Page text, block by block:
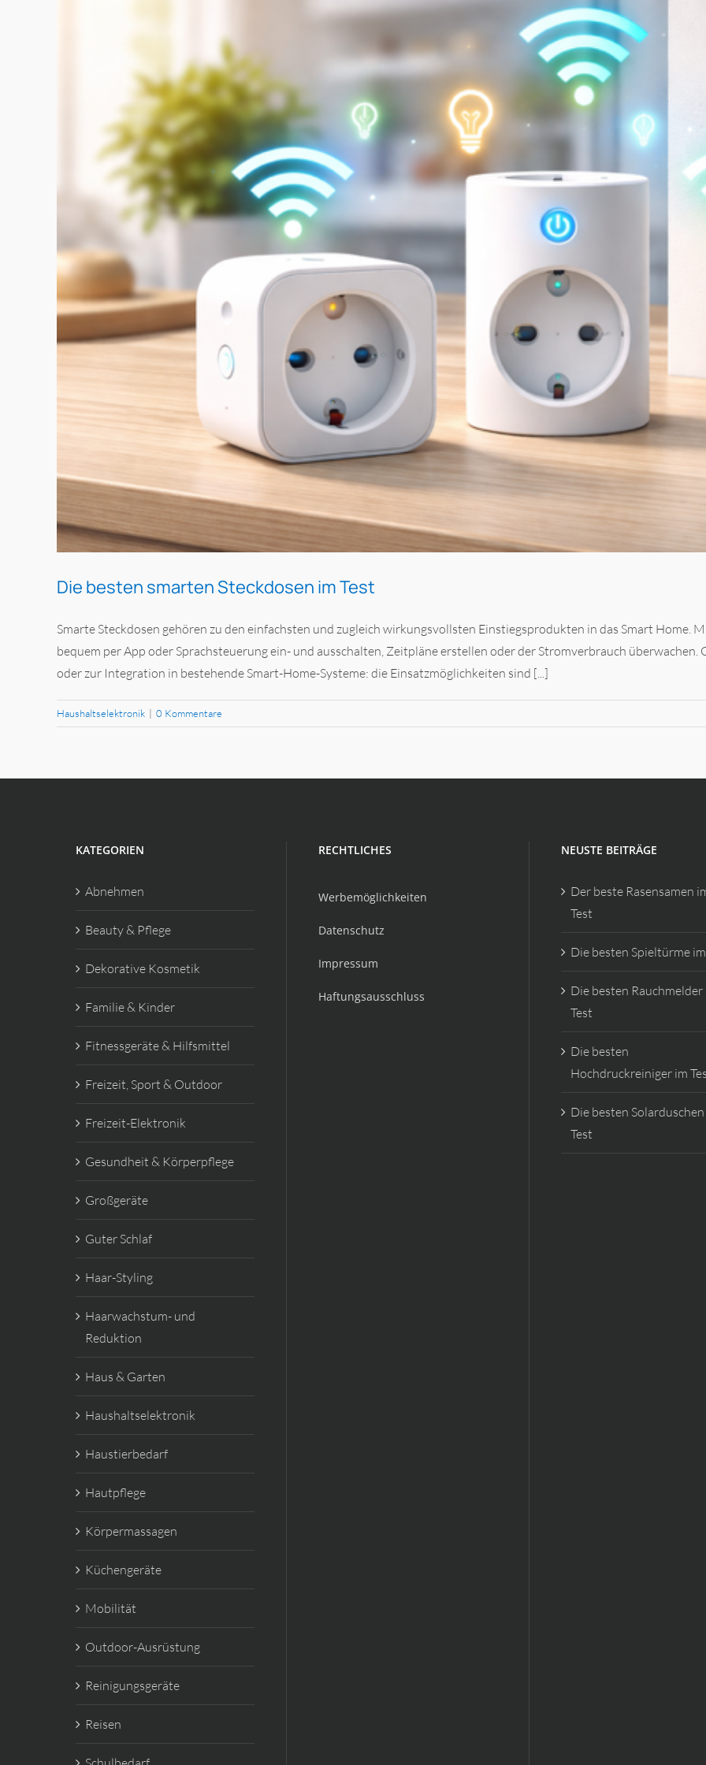
Die besten smarten Steckdosen im Test
Smarte Steckdosen gehören zu den einfachsten und zugleich wirkungsvollsten Einstiegsprodukten in das Smart Home.
bequem per App oder Sprachsteuerung ein- und ausschalten, Zeitpläne erstellen oder der Stromverbrauch
oder zur Integration in bestehende Smart-Home-Systeme: die Einsatzmöglichkeiten sind [...]
Haushaltselektronik | 0 Kommentare
KATEGORIEN
Abnehmen
Beauty & Pflege
Dekorative Kosmetik
Familie & Kinder
Fitnessgeräte & Hilfsmittel
Freizeit, Sport & Outdoor
Freizeit-Elektronik
Gesundheit & Körperpflege
Großgeräte
Guter Schlaf
Haar-Styling
Haarwachstum- und
Reduktion
Haus & Garten
Haushaltselektronik
Haustierbedarf
Hautpflege
Körpermassagen
Küchengeräte
Mobilität
Outdoor-Ausrüstung
Reinigungsgeräte
Reisen
RECHTLICHES
Werbemöglichkeiten
Datenschutz
Impressum
Haftungsausschluss
NEUSTE BEITRÄGE
Der beste Rasensamen
Test
Die besten Spieltürme
Die besten Rauchmelder
Test
Die besten
Hochdruckreiniger im
Die besten
Test